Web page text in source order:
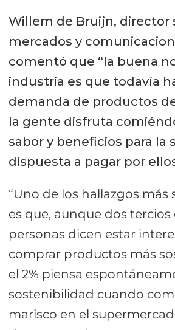
Willem de Bruijn, director
mercados y
comentó que “la buena
industria es que todavía
demanda de productos
la gente disfruta
sabor y beneficios para la
dispuesta a pagar por
“Uno de los hallazgos
es que, aunque dos tercios
personas dicen estar
comprar productos más
el 2% piensa
sostenibilidad cuando
marisco en el